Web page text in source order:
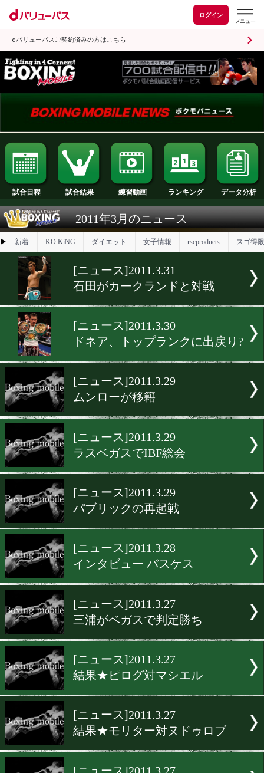
ログイン
dバリューパスご契約済みの方はこちら
試合日程 試合結果 練習動画 ランキング
2011年3月のニュース
新着 KO KiNG ダイエット 女子情報
[ニュース]2011.3.31
石田がカークランドと対戦
[ニュース]2011.3.30
[ニュース]2011.3.29
ムンローが移籍
[ニュース]2011.3.29
ラスベガスでIBF総会
パブリックの再起戦
[ニュース]2011.3.28
インタビュー バスケス
[ニュース]2011.3.27
三浦がベガスで判定勝ち